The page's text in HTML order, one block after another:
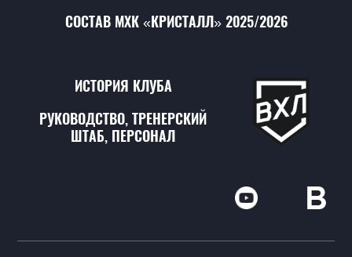
СОСТАВ МХК «КРИСТАЛЛ» 2025/2026
ИСТОРИЯ КЛУБА
РУКОВОДСТВО, ТРЕНЕРСКИЙ
ШТАБ, ПЕРСОНАЛ